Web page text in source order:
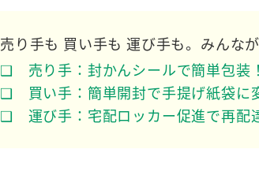
売り手も 買い手も 運び手も。みんな
❑ 売り手：封かんシールで簡単包装
❑ 買い手：簡単開封で手提げ紙袋に
❑ 運び手：宅配ロッカー促進で再配